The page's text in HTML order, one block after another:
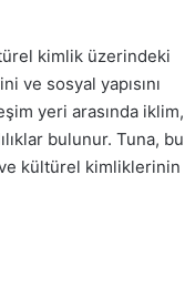
kimlik üzerindeki
ve sosyal yapısını
yeri arasında iklim,
bulunur. Tuna, bu
kültürel kimliklerinin